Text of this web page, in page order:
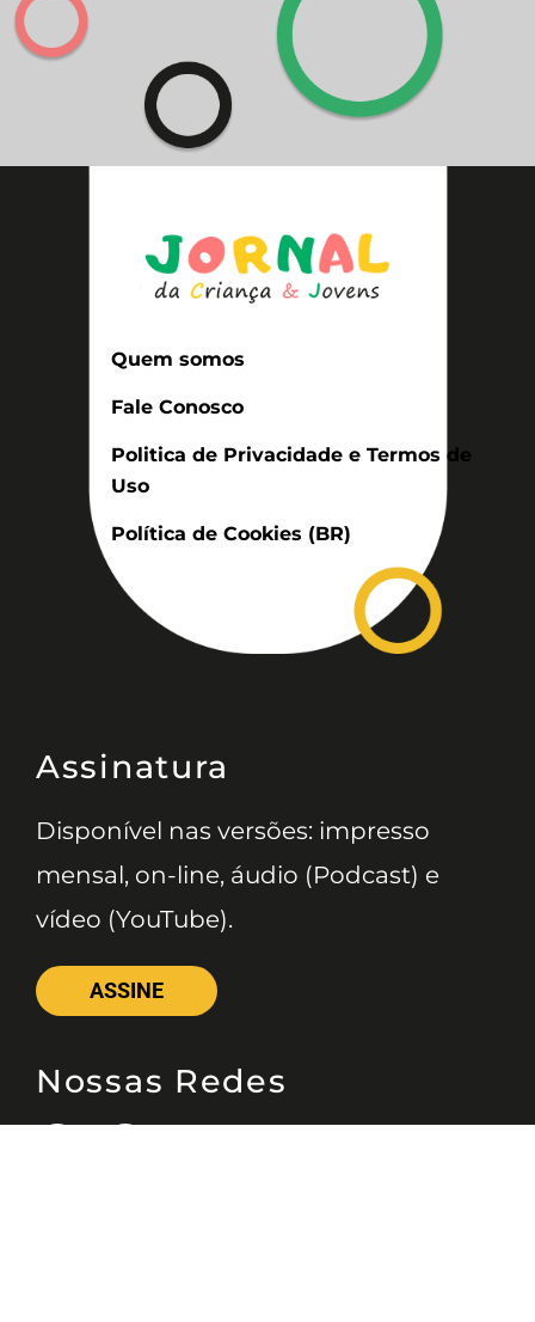
Quem somos
Fale Conosco
Politica de Privacidade e Termos de
Uso
Política de Cookies (BR)
Assinatura
Disponível nas versões: impresso
mensal, on-line, áudio (Podcast) e
vídeo (YouTube).
ASSINE
Nossas Redes